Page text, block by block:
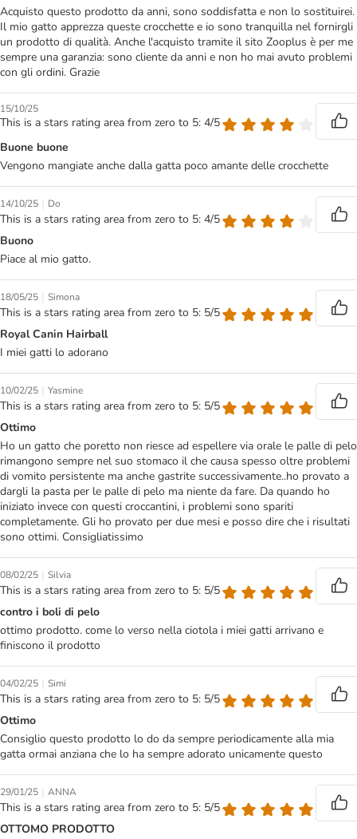
Acquisto questo prodotto da anni, sono soddisfatta e non lo sostituirei.
Il mio gatto apprezza queste crocchette e io sono tranquilla nel fornirgli
un prodotto di qualità. Anche l'acquisto tramite il sito Zooplus è per me
sempre una garanzia: sono cliente da anni e non ho mai avuto problemi
con gli ordini. Grazie
15/10/25
This is a stars rating area from zero to 5: 4/5
Buone buone
Vengono mangiate anche dalla gatta poco amante delle crocchette
14/10/25 | Do
This is a stars rating area from zero to 5: 4/5
Buono
Piace al mio gatto.
18/05/25 | Simona
This is a stars rating area from zero to 5: 5/5
Royal Canin Hairball
I miei gatti lo adorano
10/02/25 | Yasmine
This is a stars rating area from zero to 5: 5/5
Ottimo
Ho un gatto che poretto non riesce ad espellere via orale le palle di pelo
rimangono sempre nel suo stomaco il che causa spesso oltre problemi
di vomito persistente ma anche gastrite successivamente..ho provato a
dargli la pasta per le palle di pelo ma niente da fare. Da quando ho
iniziato invece con questi croccantini, i problemi sono spariti
completamente. Gli ho provato per due mesi e posso dire che i risultati
sono ottimi. Consigliatissimo
08/02/25 | Silvia
This is a stars rating area from zero to 5: 5/5
contro i boli di pelo
ottimo prodotto. come lo verso nella ciotola i miei gatti arrivano e
finiscono il prodotto
04/02/25 | Simi
This is a stars rating area from zero to 5: 5/5
Ottimo
Consiglio questo prodotto lo do da sempre periodicamente alla mia
gatta ormai anziana che lo ha sempre adorato unicamente questo
29/01/25 | ANNA
This is a stars rating area from zero to 5: 5/5
OTTOMO PRODOTTO